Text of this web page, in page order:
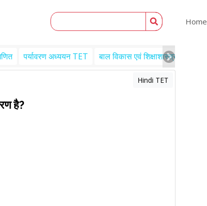
Home
पर्यावरण अध्ययन TET बाल विकास एवं शिक्षाशास्त्र TET
Hindi TET
है?